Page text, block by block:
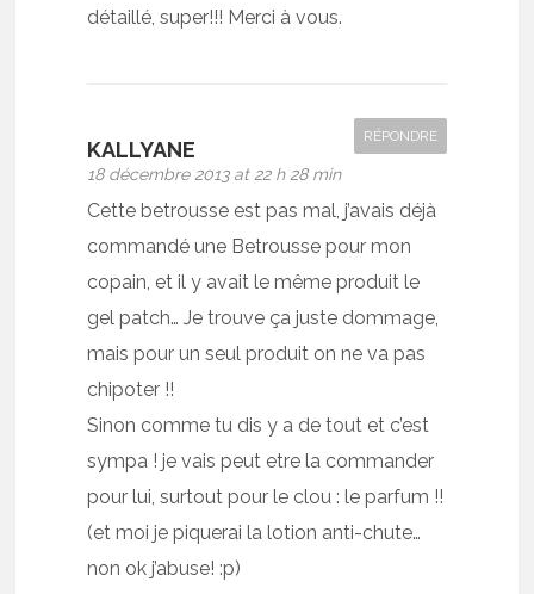
détaillé, super!!! Merci à vous.
KALLYANE
18 décembre 2013 at 22 h 28 min
RÉPONDRE
Cette betrousse est pas mal, j’avais déjà
commandé une Betrousse pour mon
copain, et il y avait le même produit le
gel patch… Je trouve ça juste dommage,
mais pour un seul produit on ne va pas
chipoter !!
Sinon comme tu dis y a de tout et c’est
sympa ! je vais peut etre la commander
pour lui, surtout pour le clou : le parfum !!
(et moi je piquerai la lotion anti-chute…
non ok j’abuse! :p)